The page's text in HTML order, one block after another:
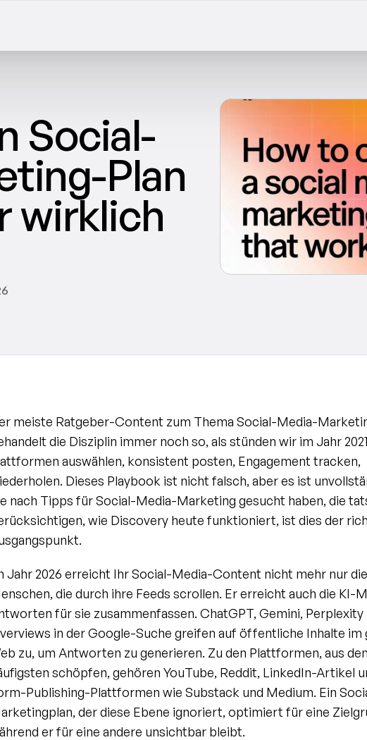
Social-
Plan
wirklich
meiste Ratgeber-Content zum Thema Social-Media-
die Disziplin immer noch so, als stünden wir im Jahr
auswählen, konsistent posten, Engagement tracken,
Dieses Playbook ist nicht falsch, aber es ist
nach Tipps für Social-Media-Marketing gesucht haben, die
wie Discovery heute funktioniert, ist dies der
Jahr 2026 erreicht Ihr Social-Media-Content nicht mehr nur die
die durch ihre Feeds scrollen. Er erreicht auch die KI-
für sie zusammenfassen. ChatGPT, Gemini, Perplexity
in der Google-Suche greifen auf öffentliche Inhalte im
zu, um Antworten zu generieren. Zu den Plattformen, aus
schöpfen, gehören YouTube, Reddit, LinkedIn-Artikel
Publishing-Plattformen wie Substack und Medium. Ein
der diese Ebene ignoriert, optimiert für eine
er für eine andere unsichtbar bleibt.